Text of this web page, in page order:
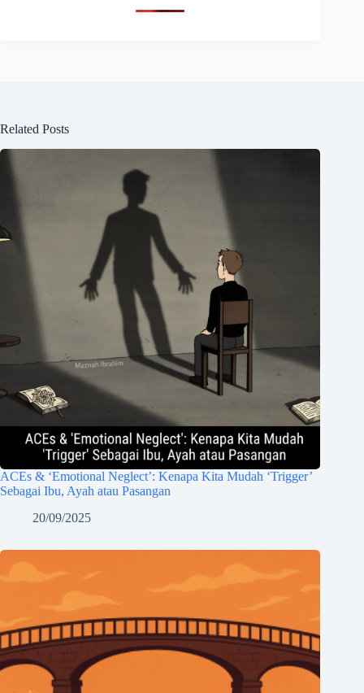
Related Posts
ACEs & ‘Emotional Neglect’: Kenapa Kita Mudah ‘Trigger’
Sebagai Ibu, Ayah atau Pasangan
20/09/2025